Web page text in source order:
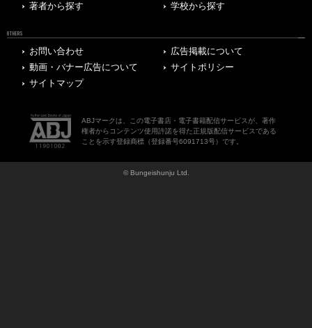
著者から探す
学校から探す
OTHERS
お問い合わせ
広告掲載について
動画・バナー広告について
サイトポリシー
サイトマップ
ABJマークは、この電子書店・電子書籍配信サービスが、著作
権者からコンテンツ使用許諾を得た正規版配信サービスである
ことを示す登録商標（登録番号6091713号）です。
© Bungeishunju Ltd.